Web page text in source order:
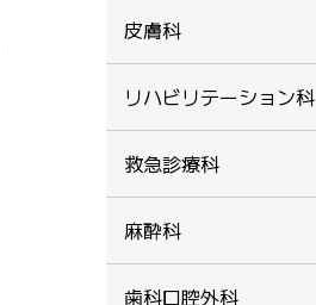
皮膚科
リハビリテーション科
救急診療科
麻酔科
歯科口腔外科